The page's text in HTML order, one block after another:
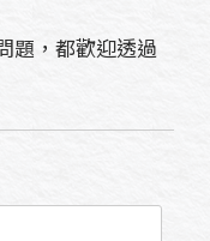
題，都歡迎透過